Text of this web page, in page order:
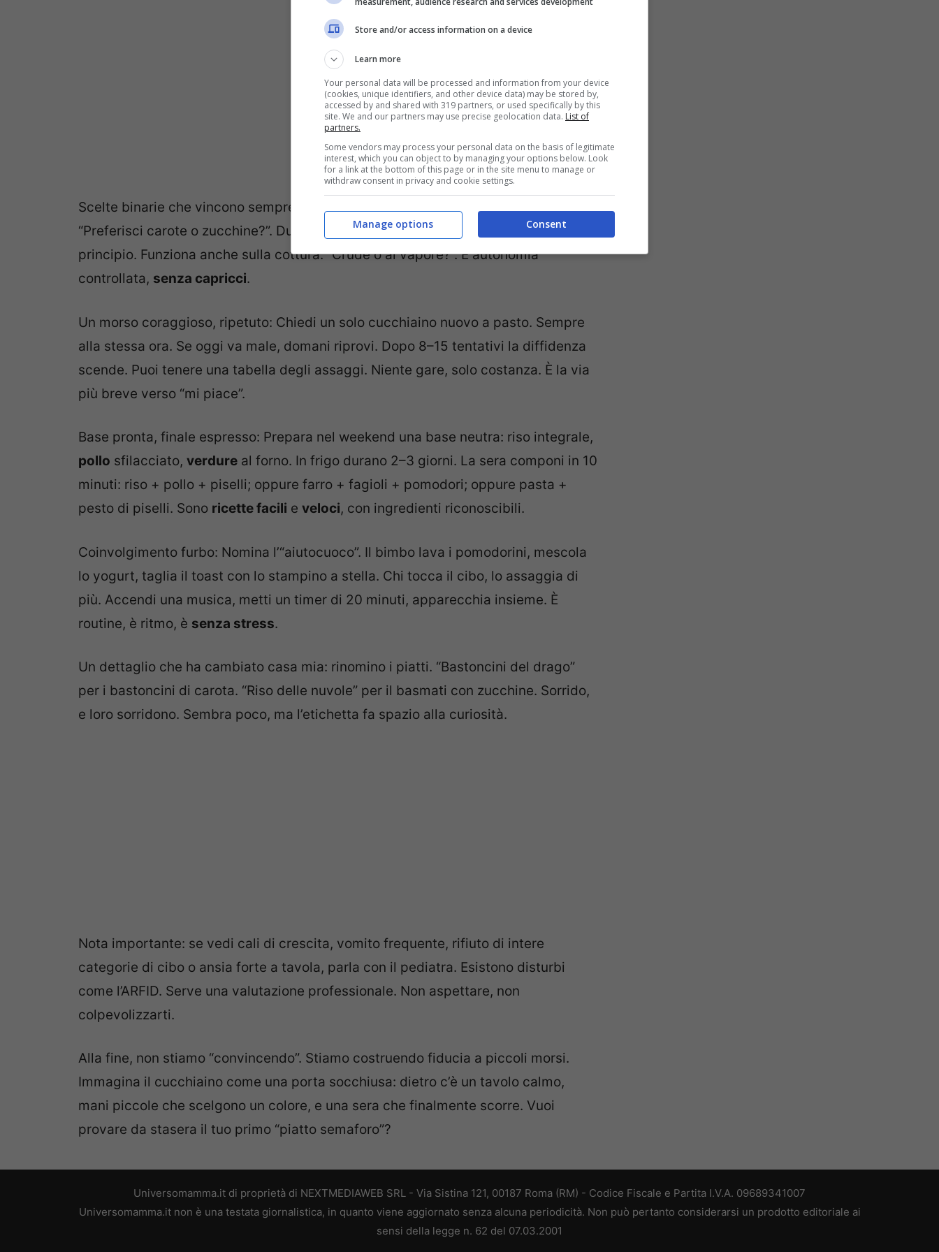
Scelte binarie che vincono sempre: Non chiedere “Vuoi laverdura?”. Chiedi:
“Preferisci carote o zucchine?”. Due opzioni, entrambe ok per te. Riduci il no di
principio. Funziona anche sulla cottura: “Crude o al vapore?”. È autonomia
controllata, senza capricci.
Un morso coraggioso, ripetuto: Chiedi un solo cucchiaino nuovo a pasto. Sempre
alla stessa ora. Se oggi va male, domani riprovi. Dopo 8–15 tentativi la diffidenza
scende. Puoi tenere una tabella degli assaggi. Niente gare, solo costanza. È la via
più breve verso “mi piace”.
Base pronta, finale espresso: Prepara nel weekend una base neutra: riso integrale,
pollo sfilacciato, verdure al forno. In frigo durano 2–3 giorni. La sera componi in 10
minuti: riso + pollo + piselli; oppure farro + fagioli + pomodori; oppure pasta +
pesto di piselli. Sono ricette facili e veloci, con ingredienti riconoscibili.
Coinvolgimento furbo: Nomina l’“aiutocuoco”. Il bimbo lava i pomodorini, mescola
lo yogurt, taglia il toast con lo stampino a stella. Chi tocca il cibo, lo assaggia di
più. Accendi una musica, metti un timer di 20 minuti, apparecchia insieme. È
routine, è ritmo, è senza stress.
Un dettaglio che ha cambiato casa mia: rinomino i piatti. “Bastoncini del drago”
per i bastoncini di carota. “Riso delle nuvole” per il basmati con zucchine. Sorrido,
e loro sorridono. Sembra poco, ma l’etichetta fa spazio alla curiosità.
Nota importante: se vedi cali di crescita, vomito frequente, rifiuto di intere
categorie di cibo o ansia forte a tavola, parla con il pediatra. Esistono disturbi
come l’ARFID. Serve una valutazione professionale. Non aspettare, non
colpevolizzarti.
Alla fine, non stiamo “convincendo”. Stiamo costruendo fiducia a piccoli morsi.
Immagina il cucchiaino come una porta socchiusa: dietro c’è un tavolo calmo,
mani piccole che scelgono un colore, e una sera che finalmente scorre. Vuoi
provare da stasera il tuo primo “piatto semaforo”?
Universomamma.it di proprietà di NEXTMEDIAWEB SRL - Via Sistina 121, 00187 Roma (RM) - Codice Fiscale e Partita I.V.A. 09689341007
Universomamma.it non è una testata giornalistica, in quanto viene aggiornato senza alcuna periodicità. Non può pertanto considerarsi un prodotto editoriale ai
sensi della legge n. 62 del 07.03.2001
Store and/or access information on a device
Learn more
Your personal data will be processed and information from your device
(cookies, unique identifiers, and other device data) may be stored by,
accessed by and shared with 319 partners, or used specifically by this
site. We and our partners may use precise geolocation data. List of
partners.
Some vendors may process your personal data on the basis of legitimate
interest, which you can object to by managing your options below. Look
for a link at the bottom of this page or in the site menu to manage or
withdraw consent in privacy and cookie settings.
Consent
Manage options